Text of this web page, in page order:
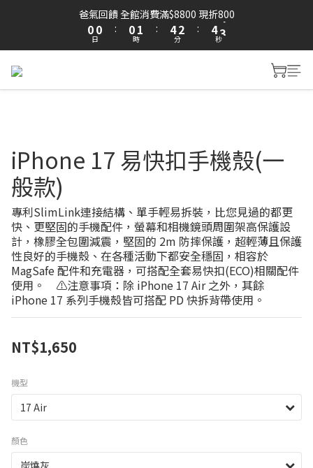
爸氣回饋 全館消費滿$8800 現折800
1
0
1
0
日
:
1
0
2
1
0
時
:
5
4
3
0
3
2
1
分
:
5
4
3
0
3
2
1
秒
iPhone 17 易快扣手機殼(一
般款)
專利SlimLink連接結構、單手輕易拆裝，比您見過的都更
快、更堅固的手機配件，螢幕和相機鏡頭周圍架高保護設
計，橡膠全包圍減震，堅固的 2m 防摔保護，超輕薄且保護
性良好的手機殼、在各種活動下都安全穩固，相容於
MagSafe 配件和充電器，可搭配全套易快扣(ECO)相關配件
使用。    ⚠️注意事項：除 iPhone 17 Air 之外，其餘
iPhone 17 系列手機殼皆可搭配 PD 快拆背帶使用。
NT$1,650
機型
顏色